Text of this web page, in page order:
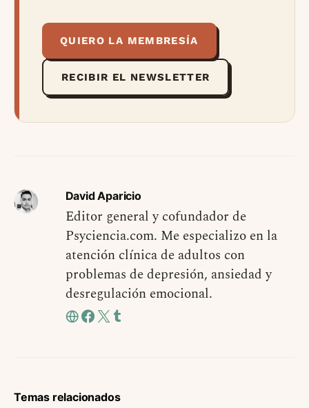
QUIERO LA MEMBRESÍA
RECIBIR EL NEWSLETTER
David Aparicio
Editor general y cofundador de
Psyciencia.com. Me especializo en la
atención clínica de adultos con
problemas de depresión, ansiedad y
desregulación emocional.
Temas relacionados